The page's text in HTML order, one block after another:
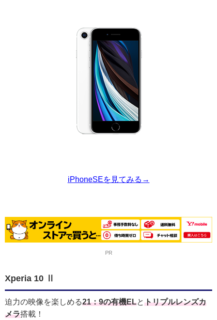
iPhoneSEを見てみる→
PR
Xperia 10 Ⅱ
迫力の映像を楽しめる21：9の有機ELとトリプルレンズカ
メラ搭載！